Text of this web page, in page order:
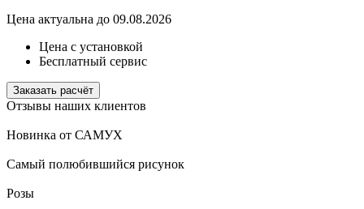
Цена актуальна до 09.08.2026
Цена с установкой
Бесплатный сервис
Заказать расчёт
Отзывы наших клиентов
Новинка от САМУХ
Самый полюбившийся рисунок
Розы